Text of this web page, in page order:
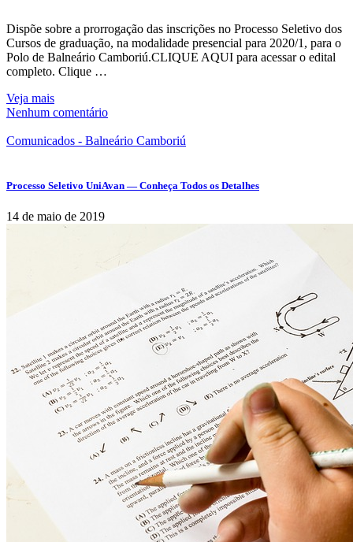
Dispõe sobre a prorrogação das inscrições no Processo Seletivo dos
Cursos de graduação, na modalidade presencial para 2020/1, para o
Polo de Balneário Camboriú.CLIQUE AQUI para acessar o edital
completo. Clique …
Veja mais
Nenhum comentário
Comunicados - Balneário Camboriú
Processo Seletivo UniAvan — Conheça Todos os Detalhes
14 de maio de 2019